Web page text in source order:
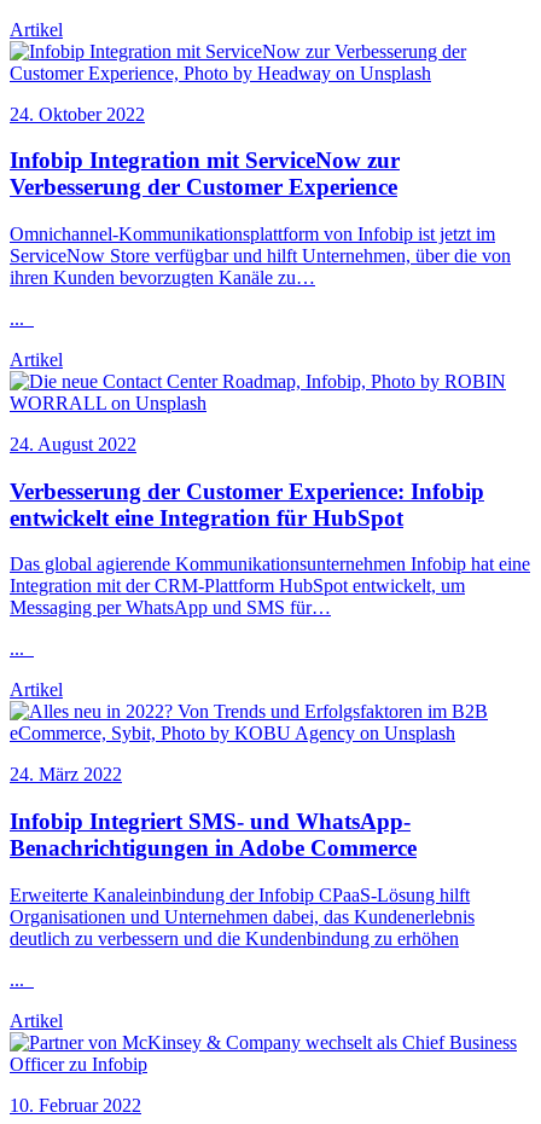
Artikel
24. Oktober 2022
Infobip Integration mit ServiceNow zur
Verbesserung der Customer Experience
Omnichannel-Kommunikationsplattform von Infobip ist jetzt im
ServiceNow Store verfügbar und hilft Unternehmen, über die von
ihren Kunden bevorzugten Kanäle zu…
...
Artikel
24. August 2022
Verbesserung der Customer Experience: Infobip
entwickelt eine Integration für HubSpot
Das global agierende Kommunikationsunternehmen Infobip hat eine
Integration mit der CRM-Plattform HubSpot entwickelt, um
Messaging per WhatsApp und SMS für…
...
Artikel
24. März 2022
Infobip Integriert SMS- und WhatsApp-
Benachrichtigungen in Adobe Commerce
Erweiterte Kanaleinbindung derInfobip CPaaS-Lösung hilft
Organisationen und Unternehmen dabei, das Kundenerlebnis
deutlich zu verbessern und die Kundenbindung zu erhöhen
...
Artikel
10. Februar 2022